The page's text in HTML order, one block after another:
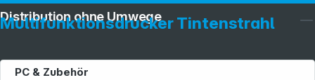
Multifunktionsdrucker Tintenstrahl
PC & Zubehör
Distribution ohne Umwege